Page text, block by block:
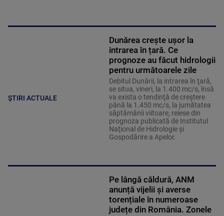
ȘTIRI ACTUALE
Dunărea crește ușor la
intrarea în țară. Ce
prognoze au făcut hidrologii
pentru următoarele zile
Debitul Dunării, la intrarea în ţară,
se situa, vineri, la 1.400 mc/s, însă
va exista o tendinţă de creştere
până la 1.450 mc/s, la jumătatea
săptămânii viitoare, reiese din
prognoza publicată de Institutul
Naţional de Hidrologie şi
Gospodărire a Apelor.
Pe lângă căldură, ANM
anunță vijelii și averse
torențiale în numeroase
județe din România. Zonele